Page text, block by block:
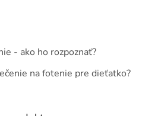
- ako ho rozpoznať?
na fotenie pre dieťatko?